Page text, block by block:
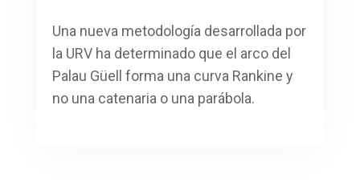
Una nueva metodología desarrollada por
la URV ha determinado que el arco del
Palau Güell forma una curva Rankine y
no una catenaria o una parábola.